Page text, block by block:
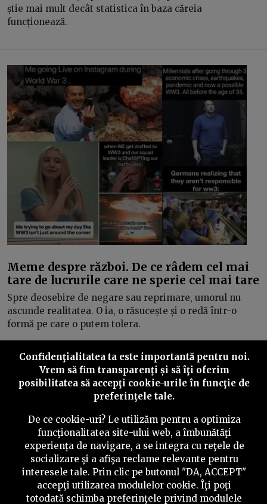
știe mai mult decât statistica în baza căreia
funcționează.
Meme despre război. De ce râdem cel mai
tare de lucrurile care ne sperie cel mai tare
Spre deosebire de negare sau reprimare, umorul nu
ascunde realitatea. O ia, o răsucește și o redă într-o
formă pe care o putem tolera.
Inainte
©2026 PressOne.ro
Newslettere Despre noi Politica editorială
Confidenţialitatea ta este importantă pentru noi.
Vrem să fim transparenţi și să îţi oferim
posibilitatea să accepţi cookie-urile în funcţie de
preferinţele tale.
De ce cookie-uri? Le utilizăm pentru a optimiza
funcţionalitatea site-ului web, a îmbunătăţi
experienţa de navigare, a se integra cu reţele de
socializare şi a afişa reclame relevante pentru
interesele tale. Prin clic pe butonul "DA, ACCEPT"
accepţi utilizarea modulelor cookie. Îţi poţi
totodată schimba preferinţele privind modulele